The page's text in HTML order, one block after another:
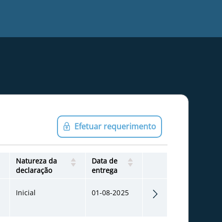
Efetuar requerimento
Natureza da
declaração
Data de
entrega
Inicial 01-08-2025